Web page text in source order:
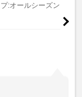
:オールシーズン